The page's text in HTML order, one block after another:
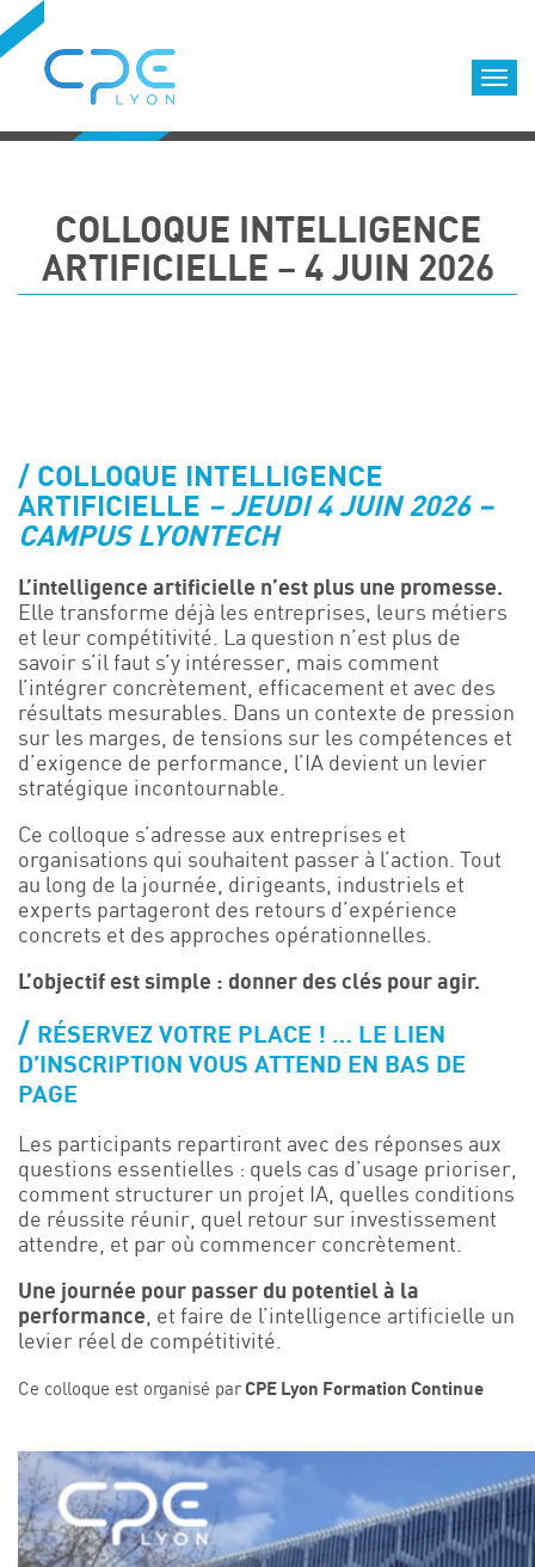
Formations diplômantes
Infos pratiques
Accès
Nos clients
Symposium on Chain Transfer Catalysis for
sustainability – September 15 and 16, 2026
FRENCH-CHINESE CONFERENCE ON GREEN
CHEMISTRY
Contacts
COLLOQUE INTELLIGENCE
ARTIFICIELLE – 4 JUIN 2026
COLLOQUE INTELLIGENCE
ARTIFICIELLE – JEUDI 4 JUIN 2026 –
CAMPUS LYONTECH
L’intelligence artificielle n’est plus une promesse.
Elle transforme déjà les entreprises, leurs métiers
et leur compétitivité. La question n’est plus de
savoir s’il faut s’y intéresser, mais comment
l’intégrer concrètement, efficacement et avec des
résultats mesurables. Dans un contexte de pression
sur les marges, de tensions sur les compétences et
d’exigence de performance, l’IA devient un levier
stratégique incontournable.
Ce colloque s’adresse aux entreprises et
organisations qui souhaitent passer à l’action. Tout
au long de la journée, dirigeants, industriels et
experts partageront des retours d’expérience
concrets et des approches opérationnelles.
L’objectif est simple : donner des clés pour agir.
RÉSERVEZ VOTRE PLACE ! … LE LIEN
D’INSCRIPTION VOUS ATTEND EN BAS DE
PAGE
Les participants repartiront avec des réponses aux
questions essentielles : quels cas d’usage prioriser,
comment structurer un projet IA, quelles conditions
de réussite réunir, quel retour sur investissement
attendre, et par où commencer concrètement.
Une journée pour passer du potentiel à la
performance, et faire de l’intelligence artificielle un
levier réel de compétitivité.
Ce colloque est organisé par CPE Lyon Formation Continue
Cookies management panel